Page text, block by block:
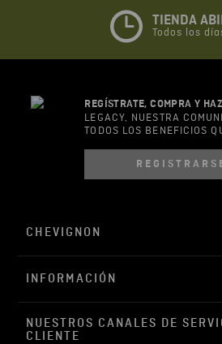
★☆ ☆
Su nombre
Correo electrónico
ENVIAR
TIENDA
Todos los
REGÍSTRATE, COMPRA Y
LEGACY, NUESTRA
TODOS LOS BENEFICIOS
CHEVIGNON
INFORMACIÓN
NUESTROS CANALES DE
CLIENTE